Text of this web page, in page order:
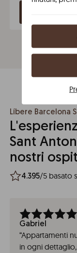
Líbere Barcelona
Sant
nostri
4.395/5 basato
Gabriel
“Appartamenti
in ogni